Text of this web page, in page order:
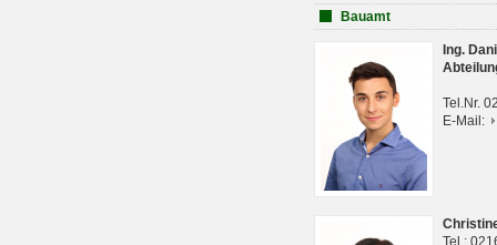
Bauamt
Ing.
Tel.Nr.
E-Mail:
Tel.: